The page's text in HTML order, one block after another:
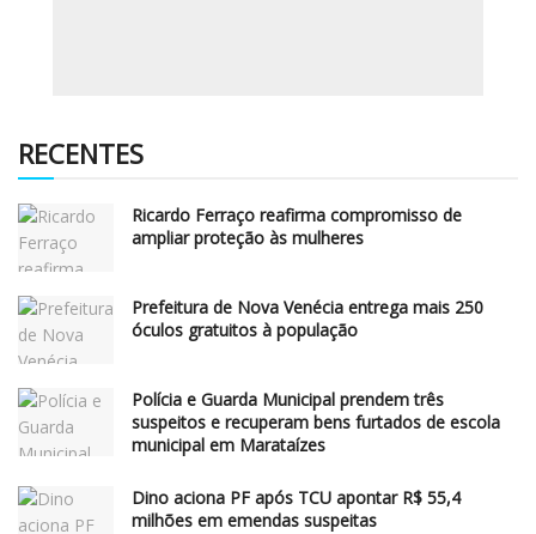
RECENTES
Ricardo Ferraço reafirma compromisso de
ampliar proteção às mulheres
Prefeitura de Nova Venécia entrega mais 250
óculos gratuitos à população
Polícia e Guarda Municipal prendem três
suspeitos e recuperam bens furtados de escola
municipal em Marataízes
Dino aciona PF após TCU apontar R$ 55,4
milhões em emendas suspeitas